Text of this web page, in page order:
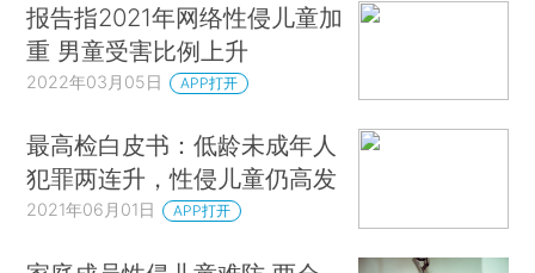
报告指2021年网络性侵儿童加
重 男童受害比例上升
2022年03月05日 APP打开
最高检白皮书：低龄未成年人
犯罪两连升，性侵儿童仍高发
2021年06月01日 APP打开